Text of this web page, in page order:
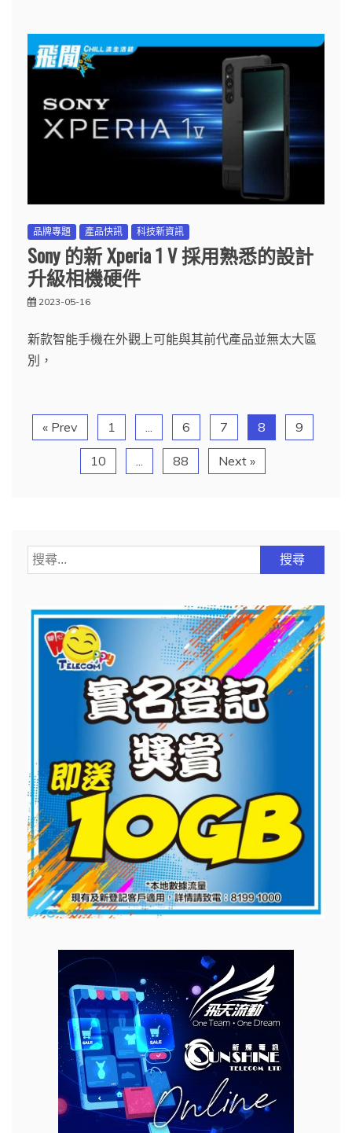
品牌專題 產品快訊 科技新資訊
Sony 的新 Xperia 1 V 採用熟悉的設計
升級相機硬件
2023-05-16
新款智能手機在外觀上可能與其前代產品並無太大區
別，
« Prev 1 6 7 8 9
10 88 Next »
搜
尋
鍵